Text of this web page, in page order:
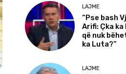
LAJME
“Pse bash
Arifi: Çka
që nuk
ka Luta?”
LAJME